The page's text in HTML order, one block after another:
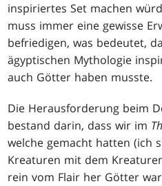
inspiriertes Set machen
muss immer eine gewisse
befriedigen, was bedeutet,
ägyptischen Mythologie
auch Götter haben musste.
Die Herausforderung beim
bestand darin, dass wir im
welche gemacht hatten (ich
Kreaturen mit dem
rein vom Flair her Götter